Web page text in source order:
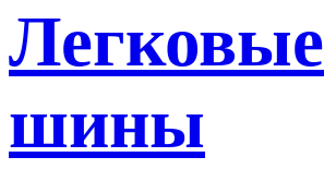
Легковые
шины